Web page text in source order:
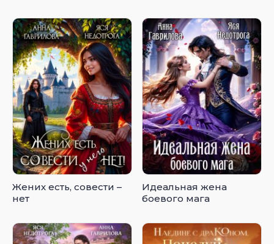
Жених есть, совести –
нет
Идеальная жена
боевого мага